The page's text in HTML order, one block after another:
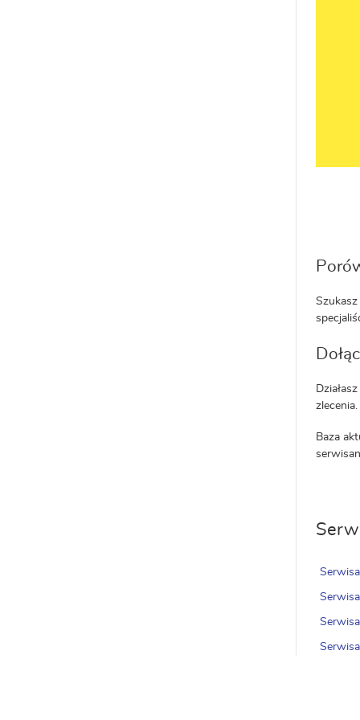
zlecenia.
Baza